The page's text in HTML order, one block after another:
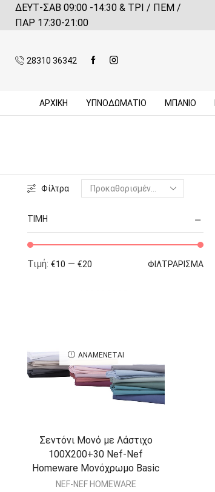
ΔΕΥΤ-ΣΑΒ 09:00 -14:30 & ΤΡΙ / ΠΕΜ /
ΠΑΡ 17:30-21:00
28310 36342
ΑΡΧΙΚΉ ΥΠΝΟΔΩΜΑΤΙΟ ΜΠΆΝΙΟ
Φίλτρα
ΤΙΜΉ
ΦΙΛΤΡΆΡΙΣΜΑ
Τιμή: €10 — €20
ΑΝΑΜΈΝΕΤΑΙ
Σεντόνι Μονό με Λάστιχο
100Χ200+30 Nef-Nef
Homeware Μονόχρωμο Basic
NEF-NEF HOMEWARE